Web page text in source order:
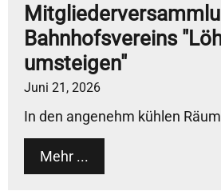
Bahnhofsvereins
umsteigen"
Juni 21, 2026
In den angenehm kühlen
Mehr ...